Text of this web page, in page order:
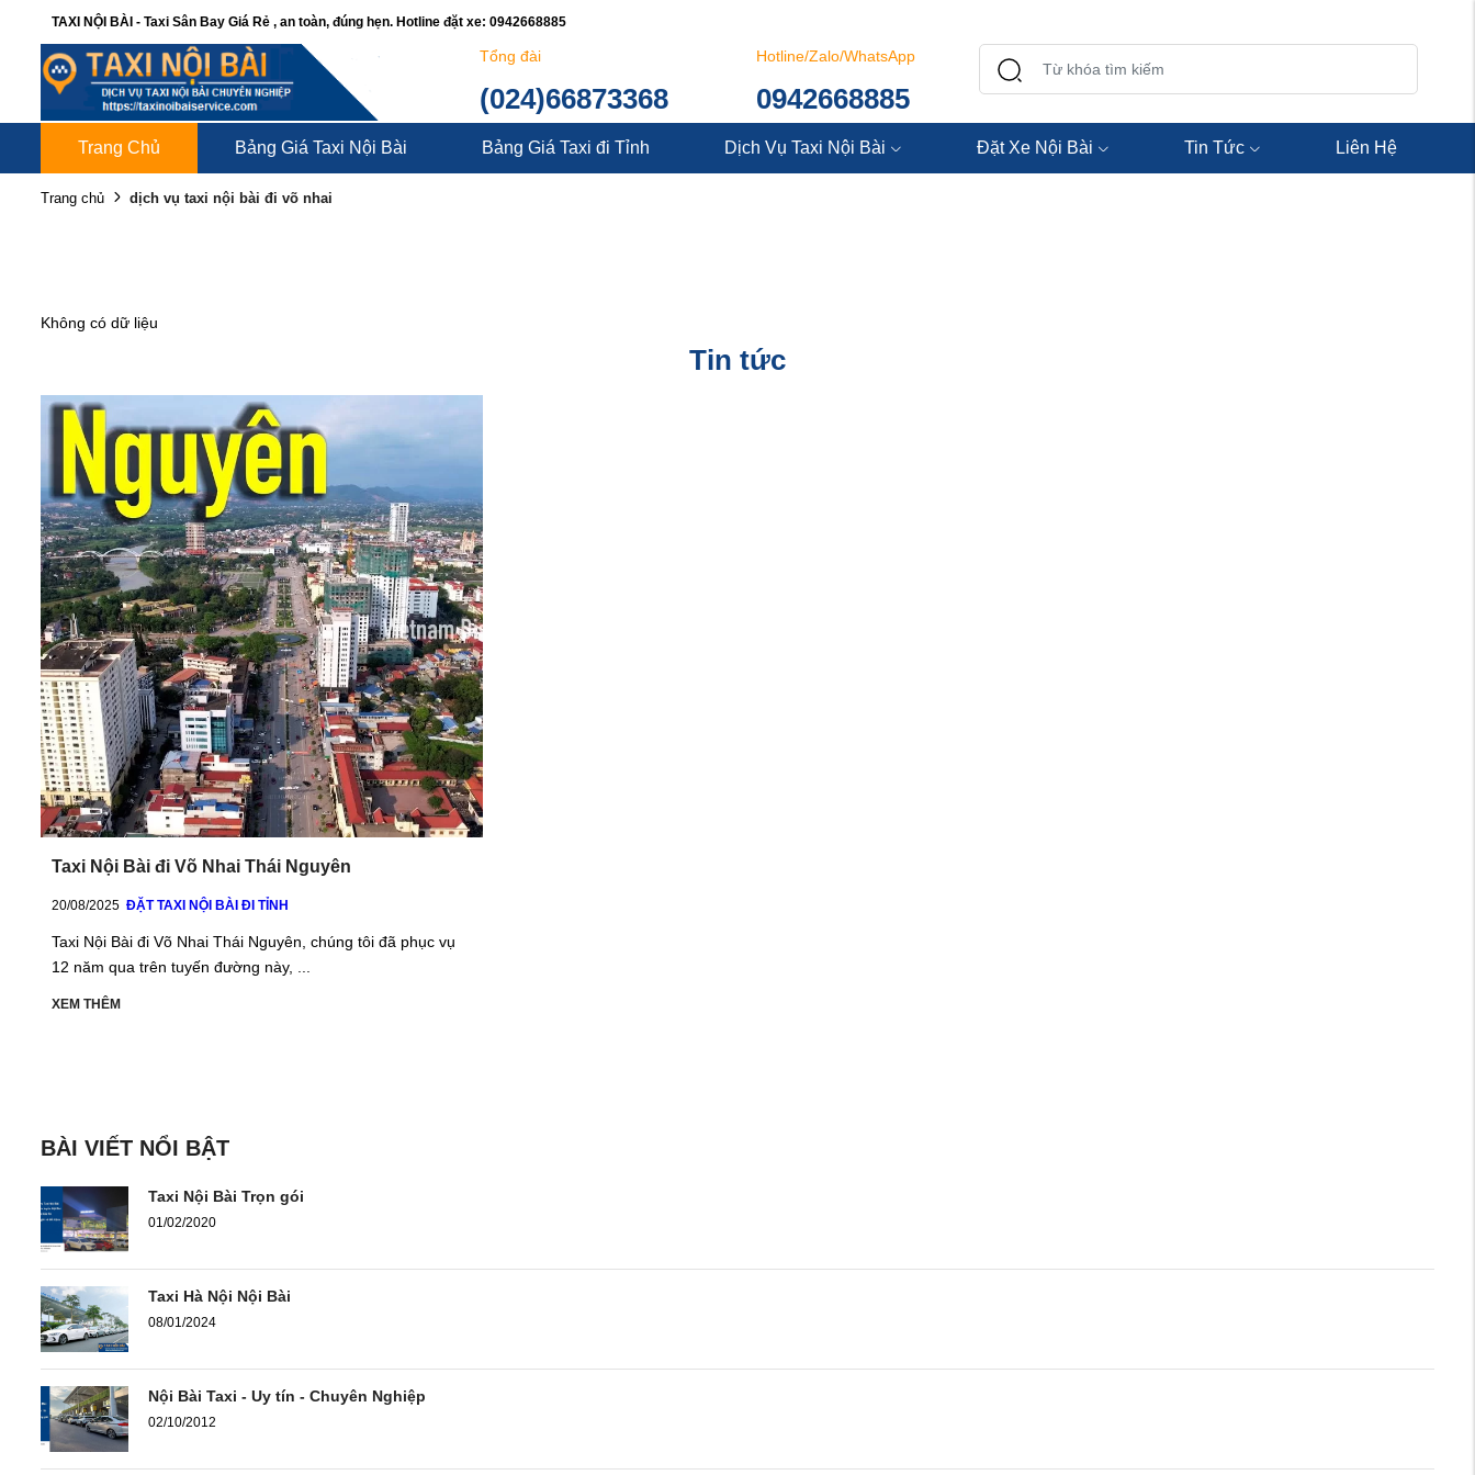
TAXI NỘI BÀI - Taxi Sân Bay Giá Rẻ , an toàn, đúng hẹn. Hotline đặt xe: 0942668885
Tổng đài
(024)66873368
Hotline/Zalo/WhatsApp
0942668885
Trang Chủ Bảng Giá Taxi Nội Bài Bảng Giá Taxi đi Tỉnh Dịch Vụ Taxi Nội Bài Đặt Xe Nội Bài Tin Tức Liên Hệ
Trang chủ dịch vụ taxi nội bài đi võ nhai
Không có dữ liệu
Tin tức
Taxi Nội Bài đi Võ Nhai Thái Nguyên
20/08/2025 ĐẶT TAXI NỘI BÀI ĐI TỈNH
Taxi Nội Bài đi Võ Nhai Thái Nguyên, chúng tôi đã phục vụ
12 năm qua trên tuyến đường này, ...
XEM THÊM
BÀI VIẾT NỔI BẬT
Taxi Nội Bài Trọn gói
01/02/2020
Taxi Hà Nội Nội Bài
08/01/2024
Nội Bài Taxi - Uy tín - Chuyên Nghiệp
02/10/2012